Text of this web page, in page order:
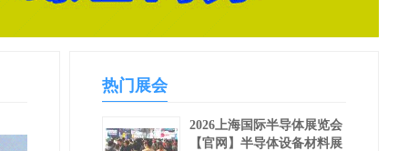
热门展会
2026上海国际半导体展览会
【官网】半导体设备材料展